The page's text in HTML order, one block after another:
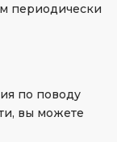
периодически
по поводу
вы можете